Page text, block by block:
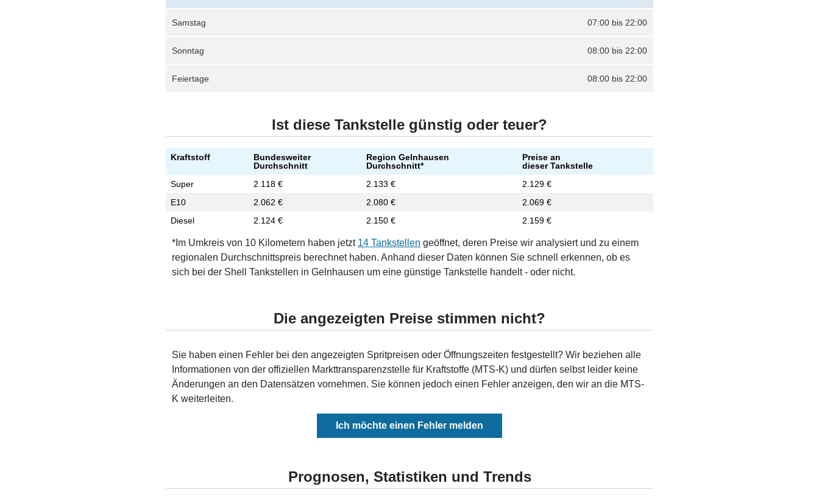
07:00 bis 22:00
Samstag
08:00 bis 22:00
Sonntag
08:00 bis 22:00
Feiertage
Ist diese Tankstelle günstig oder teuer?
Kraftstoff
Bundesweiter
Durchschnitt
Region Gelnhausen
Durchschnitt*
Preise an
dieser Tankstelle
Super
2.118 € 2.133 €
2.129 €
E10
2.062 € 2.080 €
2.069 €
Diesel
2.124 € 2.150 € 2.159 €
*Im Umkreis von 10 Kilometern haben jetzt 14 Tankstellen geöffnet, deren Preise wir analysiert und zu einem
regionalen Durchschnittspreis berechnet haben. Anhand dieser Daten können Sie schnell erkennen, ob es
sich bei der Shell Tankstellen in Gelnhausen um eine günstige Tankstelle handelt - oder nicht.
Die angezeigten Preise stimmen nicht?
Sie haben einen Fehler bei den angezeigten Spritpreisen oder Öffnungszeiten festgestellt? Wir beziehen alle
Informationen von der offiziellen Markttransparenzstelle für Kraftstoffe (MTS-K) und dürfen selbst leider keine
Änderungen an den Datensätzen vornehmen. Sie können jedoch einen Fehler anzeigen, den wir an die MTS-
K weiterleiten.
Ich möchte einen Fehler melden
Prognosen, Statistiken und Trends